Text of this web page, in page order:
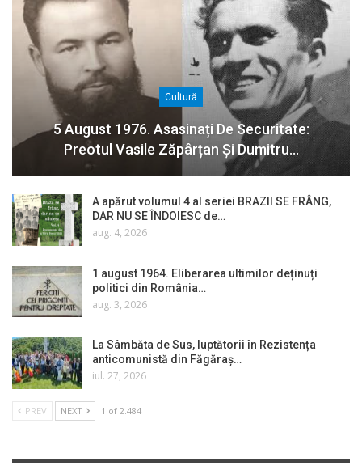
Cultură
5 August 1976. Asasinați De Securitate:
Preotul Vasile Zăpârțan Și Dumitru…
A apărut volumul 4 al seriei BRAZII SE FRÂNG,
DAR NU SE ÎNDOIESC de…
aug. 4, 2026
1 august 1964. Eliberarea ultimilor deținuți
politici din România…
aug. 3, 2026
La Sâmbăta de Sus, luptătorii în Rezistența
anticomunistă din Făgăraș…
iul. 27, 2026
PREV NEXT 1 of 2.484